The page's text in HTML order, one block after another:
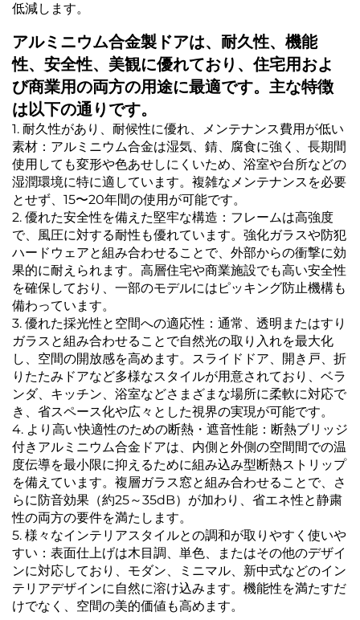
低減します。
アルミニウム合金製ドアは、耐久性、機能
性、安全性、美観に優れており、住宅用およ
び商業用の両方の用途に最適です。主な特徴
は以下の通りです。
1. 耐久性があり、耐候性に優れ、メンテナンス費用が低い
素材：アルミニウム合金は湿気、錆、腐食に強く、長期間
使用しても変形や色あせしにくいため、浴室や台所などの
湿潤環境に特に適しています。複雑なメンテナンスを必要
とせず、15〜20年間の使用が可能です。
2. 優れた安全性を備えた堅牢な構造：フレームは高強度
で、風圧に対する耐性も優れています。強化ガラスや防犯
ハードウェアと組み合わせることで、外部からの衝撃に効
果的に耐えられます。高層住宅や商業施設でも高い安全性
を確保しており、一部のモデルにはピッキング防止機構も
備わっています。
3. 優れた採光性と空間への適応性：通常、透明またはすり
ガラスと組み合わせることで自然光の取り入れを最大化
し、空間の開放感を高めます。スライドドア、開き戸、折
りたたみドアなど多様なスタイルが用意されており、ベラ
ンダ、キッチン、浴室などさまざまな場所に柔軟に対応で
き、省スペース化や広々とした視界の実現が可能です。
4. より高い快適性のための断熱・遮音性能：断熱ブリッジ
付きアルミニウム合金ドアは、内側と外側の空間間での温
度伝導を最小限に抑えるために組み込み型断熱ストリップ
を備えています。複層ガラス窓と組み合わせることで、さ
らに防音効果（約25～35dB）が加わり、省エネ性と静粛
性の両方の要件を満たします。
5. 様々なインテリアスタイルとの調和が取りやすく使いや
すい：表面仕上げは木目調、単色、またはその他のデザイ
ンに対応しており、モダン、ミニマル、新中式などのイン
テリアデザインに自然に溶け込みます。機能性を満たすだ
けでなく、空間の美的価値も高めます。